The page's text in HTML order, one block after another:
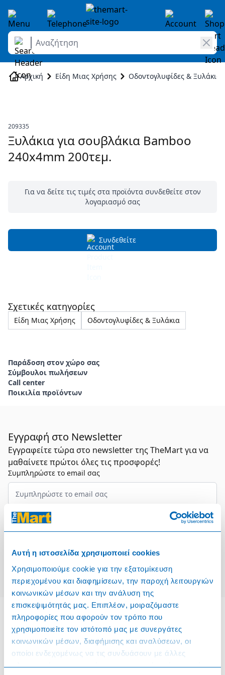
Αυτή η ιστοσελίδα χρησιμοποιεί cookies
Χρησιμοποιούμε cookie για την εξατομίκευση
περιεχομένου και διαφημίσεων, την παροχή λειτουργιών
κοινωνικών μέσων και την ανάλυση της
επισκεψιμότητάς μας. Επιπλέον, μοιραζόμαστε
πληροφορίες που αφορούν τον τρόπο που
χρησιμοποιείτε τον ιστότοπό μας με συνεργάτες
κοινωνικών μέσων, διαφήμισης και αναλύσεων, οι
οποίοι ενδεχομένως να τις συνδυάσουν με άλλες
πληροφορίες που τους έχετε παραχωρήσει ή τις οποίες
Skip to Content
Αναζήτηση
Αρχική Είδη Μιας Χρήσης Οδοντογλυφίδες & Ξυλάκια
209335
Ξυλάκια για σουβλάκια Bamboo
240x4mm 200τεμ.
Για να δείτε τις τιμές στα προϊόντα συνδεθείτε στον
λογαριασμό σας
Συνδεθείτε
Σχετικές κατηγορίες
Είδη Μιας Χρήσης Οδοντογλυφίδες & Ξυλάκια
Παράδοση στον χώρο σας
Σύμβουλοι πωλήσεων
Call center
Ποικιλία προϊόντων
Εγγραφή στο Newsletter
Εγγραφείτε τώρα στο newsletter της TheMart για να
μαθαίνετε πρώτοι όλες τις προσφορές!
Συμπληρώστε το email σας
Επιλέξτε τον τομέα σας
Πληροφορίες
Όροι & Προϋποθέσεις